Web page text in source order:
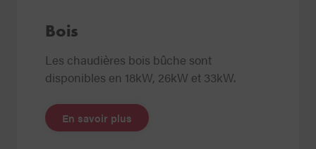
Bois
Les chaudières bois bûche sont
disponibles en 18kW, 26kW et 33kW.
En savoir plus